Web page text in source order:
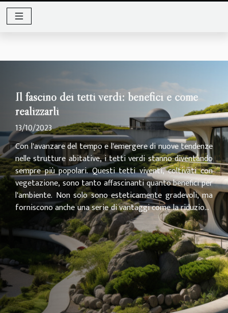
Il fascino dei tetti verdi: benefici e come
realizzarli
13/10/2023
Con l'avanzare del tempo e l'emergere di nuove tendenze
nelle strutture abitative, i tetti verdi stanno diventando
sempre più popolari. Questi tetti viventi, coltivati con
vegetazione, sono tanto affascinanti quanto benefici per
l'ambiente. Non solo sono esteticamente gradevoli, ma
forniscono anche una serie di vantaggi come la riduzione
del riscaldamento urbano e l'isolamento termico. Questo
articolo vi guiderà attraverso l'affascinante mondo dei
tetti verdi, esplorando i loro benefici e dando indicazioni
su come realizzarli. Immergetevi nella lettura per
scoprire perché i tetti verdi potrebbero essere l'aggiunta
essenziale che manca alla vostra abitazione. Il fascino e i
benefici dei tetti verdi Il fascino dei tetti verdi non
risiede solo nel loro aspetto estetico, ma anche nei...